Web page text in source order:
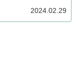
。詳細をレビューします。
2024.02.29